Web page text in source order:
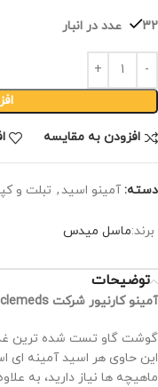
32 عدد در انبار
افزودن به مقایسه
دسته: آمینو اسید, تبلت و
برند:ماسل میدس
توضیحات
آمینو کارنیور شرکت Musclemeds
گوشت گاو تست شده ترین
این حاوی هر اسید آمینه ای
ماهیچه ها نیاز دارید، به